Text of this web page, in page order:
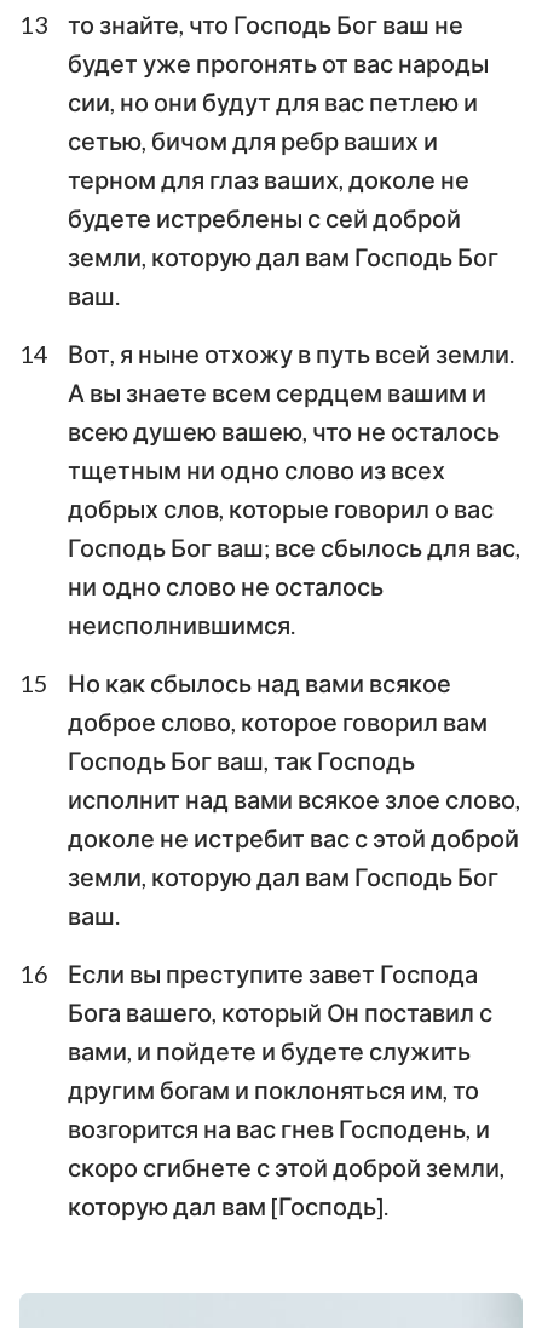
2 3 5 6
15
16 17 18 19 20
21
22
23 24
13
то знайте, что Господь Бог ваш не
будет уже прогонять от вас народы
сии, но они будут для вас петлею и
сетью, бичом для ребр ваших и
терном для глаз ваших, доколе не
будете истреблены с сей доброй
земли, которую дал вам Господь Бог
ваш.
14
Вот, я ныне отхожу в путь всей земли.
А вы знаете всем сердцем вашим и
всею душею вашею, что не осталось
тщетным ни одно слово из всех
добрых слов, которые говорил о вас
Господь Бог ваш; все сбылось для вас,
ни одно слово не осталось
неисполнившимся.
15
Но как сбылось над вами всякое
доброе слово, которое говорил вам
Господь Бог ваш, так Господь
исполнит над вами всякое злое слово,
доколе не истребит вас с этой доброй
земли, которую дал вам Господь Бог
ваш.
16
Если вы преступите завет Господа
Бога вашего, который Он поставил с
вами, и пойдете и будете служить
другим богам и поклоняться им, то
возгорится на вас гнев Господень, и
скоро сгибнете с этой доброй земли,
которую дал вам [Господь].